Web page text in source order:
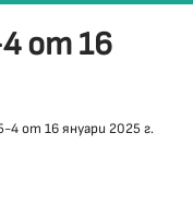
от 16
от 16 януари 2025 г.